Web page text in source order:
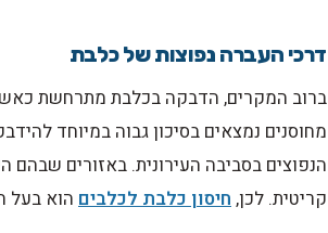
דרכי העברה נפוצות של כלבת
ברוב המקרים, הדבקה בכלבת מתרחשת
מחוסנים נמצאים בסיכון גבוה במיוחד
הנפוצים בסביבה העירונית. באזורים
קריטית. לכן,חיסון כלבת לכלבים הוא בעל